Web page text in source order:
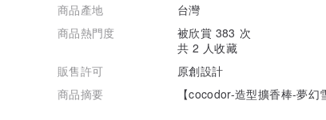
商品產地
台灣
商品熱門度
被欣賞 383 次
共 2 人收藏
販售許可
原創設計
商品摘要
【cocodor-造型擴香棒-夢